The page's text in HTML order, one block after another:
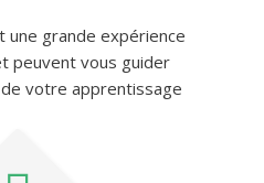
une grande expérience
peuvent vous guider
votre apprentissage